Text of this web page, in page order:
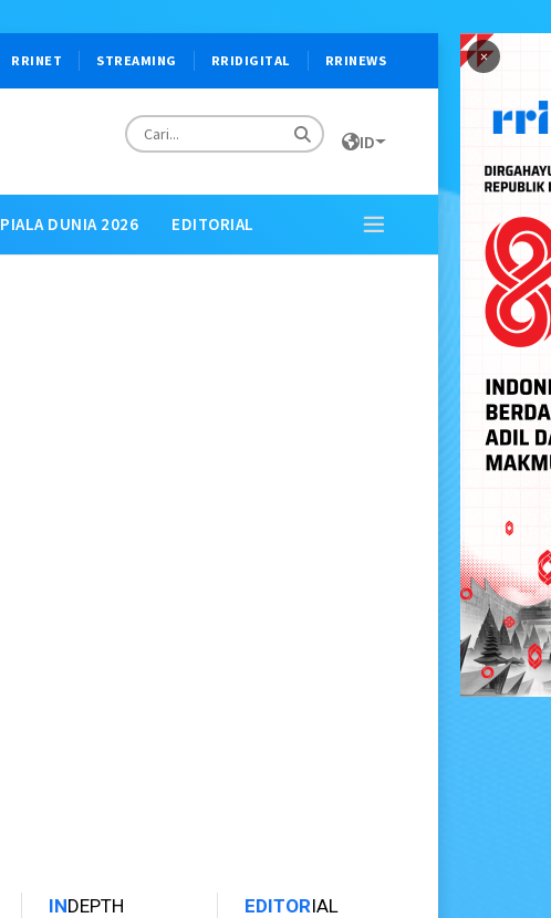
×
RRINET STREAMING RRIDIGITAL RRINEWS
ID
PIALA DUNIA 2026 EDITORIAL
INDEPTH EDITORIAL